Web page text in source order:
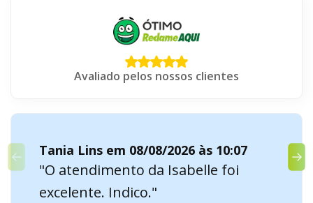
Avaliado pelos nossos clientes
Tania Lins em 08/08/2026 às 10:07
"O atendimento da Isabelle foi
excelente. Indico."